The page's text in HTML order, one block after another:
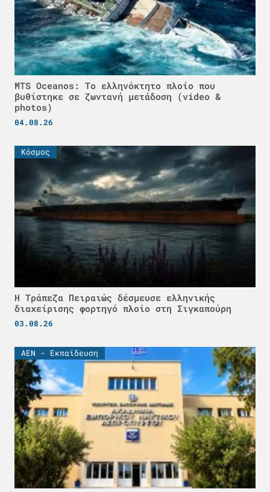
MTS Oceanos: Το ελληνόκτητο πλοίο που
βυθίστηκε σε ζωντανή μετάδοση (video &
photos)
04.08.26
Κόσμος
Η Τράπεζα Πειραιώς δέσμευσε ελληνικής
διαχείρισης φορτηγό πλοίο στη Σιγκαπούρη
03.08.26
ΑΕΝ - Εκπαίδευση